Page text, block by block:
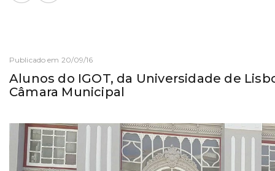
Publicado em 20/09/16
Alunos do IGOT, da Universidade de
Câmara Municipal